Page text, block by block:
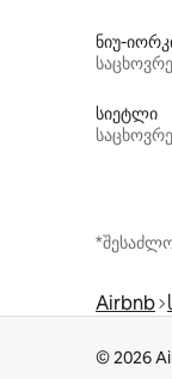
ნიუ-
სიეტლი
Airbnb
© 2026